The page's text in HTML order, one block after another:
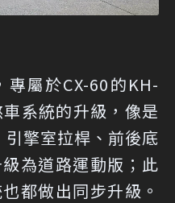
屬於CX-60的KH-
系統的升級，像是
擎室拉桿、前後底
為道路運動版；此
都做出同步升級。